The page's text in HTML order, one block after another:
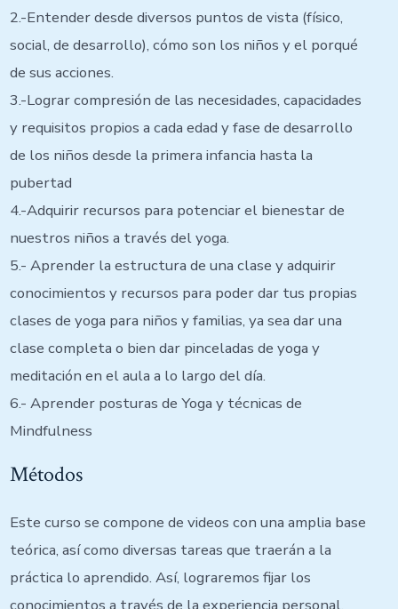
2.-Entender desde diversos puntos de vista (físico,
social, de desarrollo), cómo son los niños y el porqué
de sus acciones.
3.-Lograr compresión de las necesidades, capacidades
y requisitos propios a cada edad y fase de desarrollo
de los niños desde la primera infancia hasta la
pubertad
4.-Adquirir recursos para potenciar el bienestar de
nuestros niños a través del yoga.
5.- Aprender la estructura de una clase y adquirir
conocimientos y recursos para poder dar tus propias
clases de yoga para niños y familias, ya sea dar una
clase completa o bien dar pinceladas de yoga y
meditación en el aula a lo largo del día.
6.- Aprender posturas de Yoga y técnicas de
Mindfulness
Métodos
Este curso se compone de videos con una amplia base
teórica, así como diversas tareas que traerán a la
práctica lo aprendido. Así, lograremos fijar los